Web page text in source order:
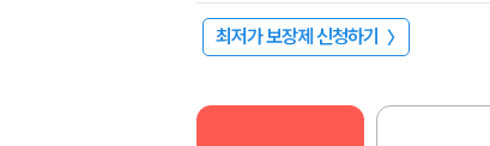
최저가 보장제 신청하기 〉